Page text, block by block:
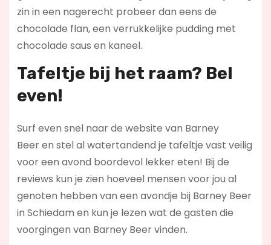
zin in een nagerecht probeer dan eens de
chocolade flan, een verrukkelijke pudding met
chocolade saus en kaneel.
Tafeltje bij het raam? Bel
even!
Surf even snel naar de website van Barney
Beer en stel al watertandend je tafeltje vast veilig
voor een avond boordevol lekker eten! Bij de
reviews kun je zien hoeveel mensen voor jou al
genoten hebben van een avondje bij Barney Beer
in Schiedam en kun je lezen wat de gasten die
voorgingen van Barney Beer vinden.